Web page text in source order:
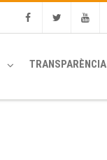
TRANSPARÈNCIA